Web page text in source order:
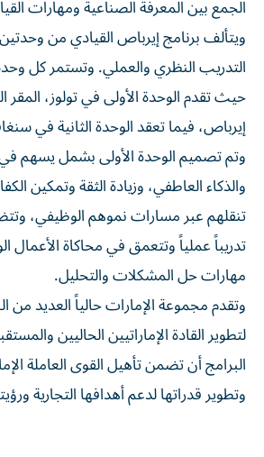
الجمع بين المعرفة الصناعية ومهارات
ويتألف برنامج إيرباص القيادي من
التدريب النظري والعملي. وتستمر كل
حيث تقدم الوحدة الأولى في تولوز، المقر
إيرباص، فيما تعقد الوحدة الثانية في
وتم تصميم الوحدة الأولى بشمل يسهم في
والذكاء العاطفي، وزيادة الثقة وتمكين
تنقلهم عبر مسارات نموهم الوظيفي،
تدريباً عملياً وتتعمق في محاكاة الأعمال
مهارات حل المشكلات والتحليل.
وتقدم مجموعة الإمارات حالياً العديد
لتطوير القادة الإماراتيين الحاليين
البرامج أن تضمن تأهيل القوى العاملة
وتطوير قدراتها لدعم أهدافها التجارية